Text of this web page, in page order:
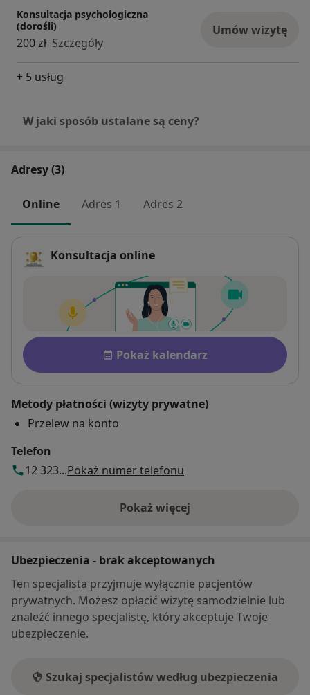
Konsultacja psychologiczna
(dorośli)
200 zł Szczegóły
Umów wizytę
+ 5 usług
W jaki sposób ustalane są ceny?
Adresy (3)
Online Adres 1 Adres 2
Konsultacja online
Dostępność
Pokaż kalendarz
Metody płatności (wizyty prywatne)
Przelew na konto
Telefon
12 323...Pokaż numer telefonu
Pokaż więcej
o adresie
Ubezpieczenia - brak akceptowanych
Ten specjalista przyjmuje wyłącznie pacjentów
prywatnych. Możesz opłacić wizytę samodzielnie lub
znaleźć innego specjalistę, który akceptuje Twoje
ubezpieczenie.
Szukaj specjalistów według ubezpieczenia